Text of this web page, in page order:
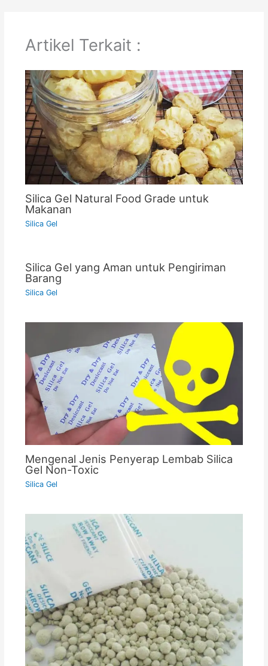
Artikel Terkait :
Silica Gel Natural Food Grade untuk
Makanan
Silica Gel
Silica Gel yang Aman untuk Pengiriman
Barang
Silica Gel
Mengenal Jenis Penyerap Lembab Silica
Gel Non-Toxic
Silica Gel